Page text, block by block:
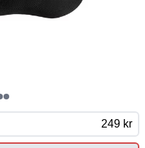
249 kr